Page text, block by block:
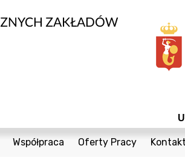
ZAKŁADÓW
Umów
Współpraca Oferty Pracy Kontakt